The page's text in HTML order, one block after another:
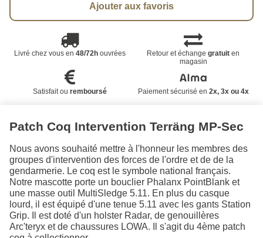
Ajouter aux favoris
Livré chez vous en 48/72houvrées Retour et échangegratuit en
magasin
Satisfait ou remboursé Paiement sécurisé en 2x, 3x ou 4x
Patch Coq Intervention Terräng MP-Sec
Nous avons souhaité mettre à l'honneur les membres des
groupes d'intervention des forces de l'ordre et de de la
gendarmerie. Le coq est le symbole national français.
Notre mascotte porte un bouclier Phalanx PointBlank et
une masse outil MultiSledge 5.11. En plus du casque
lourd, il est équipé d'une tenue 5.11 avec les gants Station
Grip. Il est doté d'un holster Radar, de genouillères
Arc'teryx et de chaussures LOWA. Il s'agit du 4ème patch